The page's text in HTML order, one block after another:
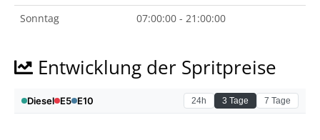
Sonntag
07:00:00 - 21:00:00
Entwicklung der Spritpreise